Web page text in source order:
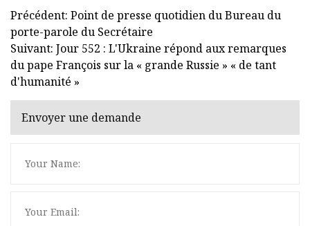
Précédent: Point de presse quotidien du Bureau du
porte-parole du Secrétaire
Suivant: Jour 552 : L'Ukraine répond aux remarques
du pape François sur la « grande Russie » « de tant
d'humanité »
Envoyer une demande